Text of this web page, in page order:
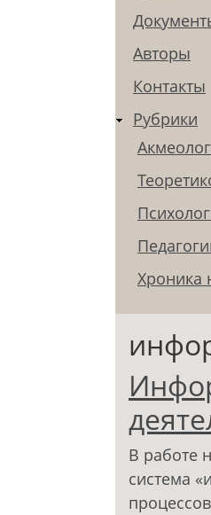
Авторы
Контакты
Рубрики
Хроника
В работе
система